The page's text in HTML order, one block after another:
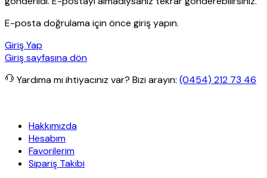
E-posta doğrulama için önce giriş yapın.
Giriş Yap
Giriş sayfasına dön
Yardıma mı ihtiyacınız var? Bizi arayın: (0454) 212 73 46
Hakkımızda
Hesabım
Favorilerim
Sipariş Takibi